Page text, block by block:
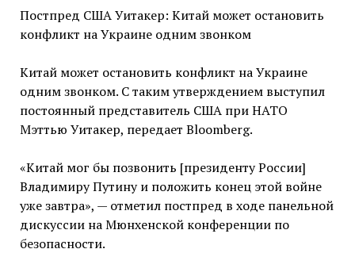
Постпред США Уитакер: Китай может остановить
конфликт на Украине одним звонком
Китай может остановить конфликт на Украине
одним звонком. С таким утверждением выступил
постоянный представитель США при НАТО
Мэттью Уитакер, передает Bloomberg.
«Китай мог бы позвонить [президенту России]
Владимиру Путину и положить конец этой войне
уже завтра», — отметил постпред в ходе панельной
дискуссии на Мюнхенской конференции по
безопасности.